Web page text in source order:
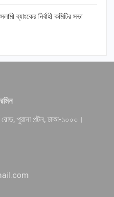
ব্যাংকের নির্বাহী কমিটির সভা
রোড, পুরানা পল্টন, ঢাকা-১০০০।